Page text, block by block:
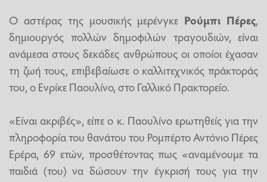
Ο αστέρας της μουσικής μερένγκε Ρούμπι Πέρες,
δημιουργός πολλών δημοφιλών τραγουδιών, είναι
ανάμεσα στους δεκάδες ανθρώπους οι οποίοι έχασαν
τη ζωή τους, επιβεβαίωσε ο καλλιτεχνικός πράκτοράς
του, ο Ενρίκε Παουλίνο, στο Γαλλικό Πρακτορείο.
«Είναι ακριβές», είπε ο κ. Παουλίνο ερωτηθείς για την
πληροφορία του θανάτου του Ρομπέρτο Αντόνιο Πέρες
Ερέρα, 69 ετών, προσθέτοντας πως «αναμένουμε τα
παιδιά (του) να δώσουν την έγκρισή τους για την